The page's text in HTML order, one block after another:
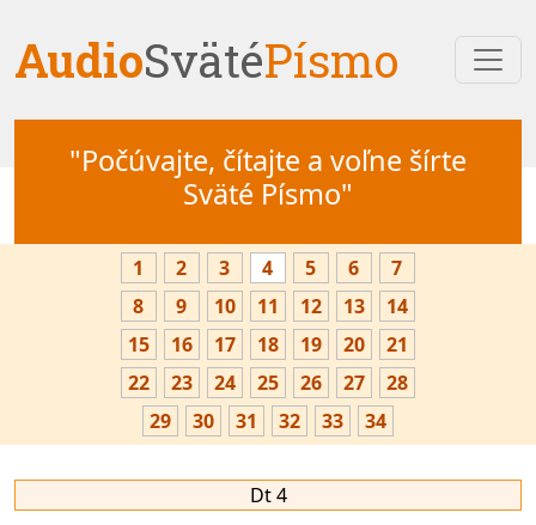
AudioSvätéPísmo
"Počúvajte, čítajte a voľne šírte
Sväté Písmo"
1 2 3 4 5 6
7
8
9 10 11 12 13
14
15
16 17 18 19 20
21
22
23 24 25 26 27
28
29
30 31 32 33 34
Dt 4